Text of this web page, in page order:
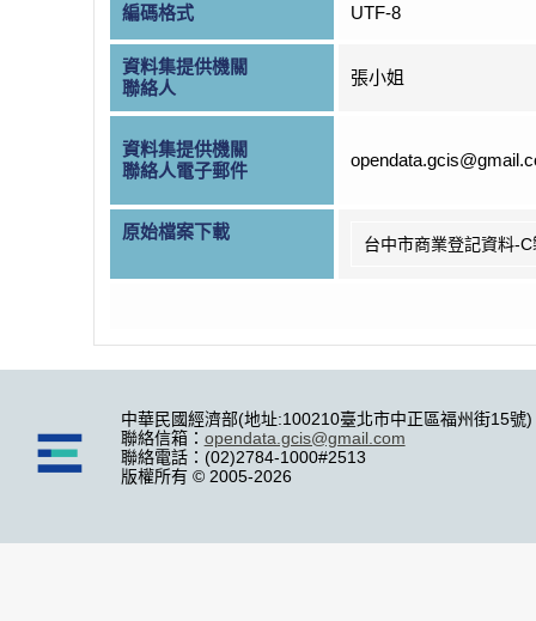
編碼格式 UTF-8
資料集提供機關
聯絡人
張小姐
資料集提供機關
聯絡人電子郵件
原始檔案下載
台中市商業登記資料-
中華民國經濟部(地址:100210臺北市中正區福州街15號)
聯絡信箱： opendata.gcis@gmail.com
聯絡電話：(02)2784-1000#2513
版權所有 © 2005-2026